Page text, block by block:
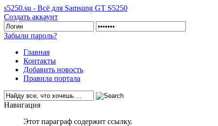
s5250.su - Всё для Samsung GT S5250
Создать аккаунт
Забыли пароль?
Главная
Контакты
Добавить новость
Правила портала
Навигация
Этот параграф содержит ссылку.